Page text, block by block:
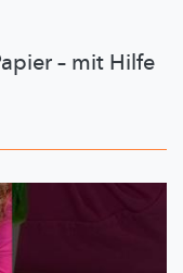
– mit Hilfe